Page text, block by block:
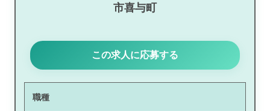
市喜与町
この求人に応募する
職種